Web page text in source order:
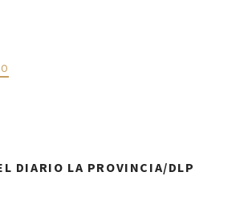
DIARIO LA PROVINCIA/DLP